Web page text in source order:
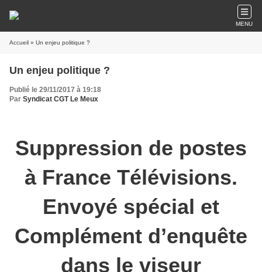
MENU
Accueil » Un enjeu politique ?
Un enjeu politique ?
Publié le 29/11/2017 à 19:18
Par Syndicat CGT Le Meux
Suppression de postes
à France Télévisions.
Envoyé spécial et
Complément d’enquête
dans le viseur